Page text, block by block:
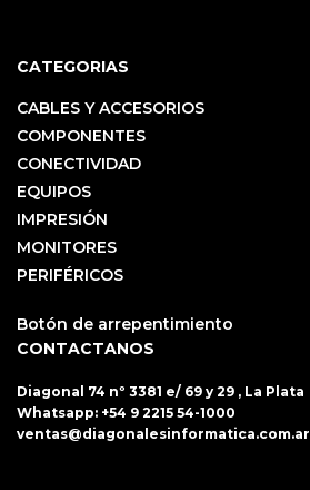
CATEGORIAS
CABLES Y ACCESORIOS
COMPONENTES
CONECTIVIDAD
EQUIPOS
IMPRESIÓN
MONITORES
PERIFÉRICOS
Botón de arrepentimiento
CONTACTANOS
Diagonal 74 nº 3381 e/ 69 y 29 , La Plata
Whatsapp: +54 9 2215 54-1000
ventas@diagonalesinformatica.com.ar